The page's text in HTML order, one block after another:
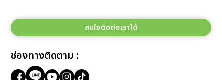
สนใจติดต่อเราได้
ช่องทางติดตาม :